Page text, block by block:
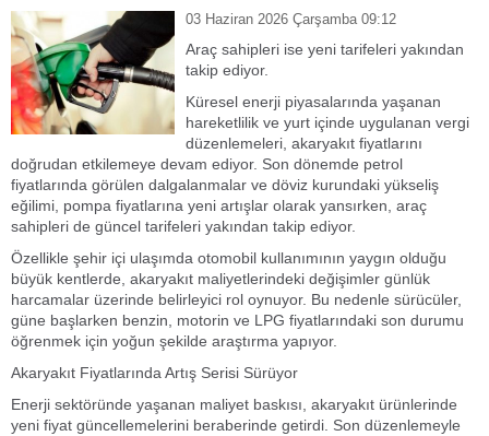
03 Haziran 2026 Çarşamba 09:12
Araç sahipleri ise yeni tarifeleri yakından
takip ediyor.
Küresel enerji piyasalarında yaşanan
hareketlilik ve yurt içinde uygulanan vergi
düzenlemeleri, akaryakıt fiyatlarını
doğrudan etkilemeye devam ediyor. Son dönemde petrol
fiyatlarında görülen dalgalanmalar ve döviz kurundaki yükseliş
eğilimi, pompa fiyatlarına yeni artışlar olarak yansırken, araç
sahipleri de güncel tarifeleri yakından takip ediyor.
Özellikle şehir içi ulaşımda otomobil kullanımının yaygın olduğu
büyük kentlerde, akaryakıt maliyetlerindeki değişimler günlük
harcamalar üzerinde belirleyici rol oynuyor. Bu nedenle sürücüler,
güne başlarken benzin, motorin ve LPG fiyatlarındaki son durumu
öğrenmek için yoğun şekilde araştırma yapıyor.
Akaryakıt Fiyatlarında Artış Serisi Sürüyor
Enerji sektöründe yaşanan maliyet baskısı, akaryakıt ürünlerinde
yeni fiyat güncellemelerini beraberinde getirdi. Son düzenlemeyle